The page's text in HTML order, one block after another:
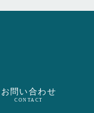
お問い合わせ
CONTACT